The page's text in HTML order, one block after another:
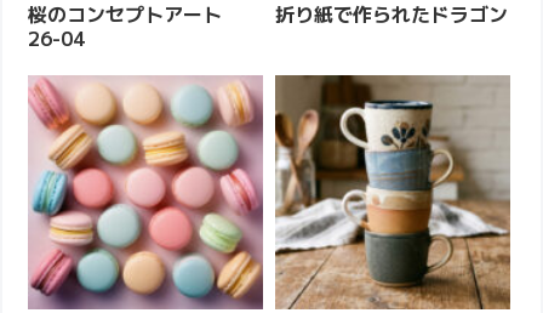
桜のコンセプトアート
26-04
折り紙で作られたドラゴン